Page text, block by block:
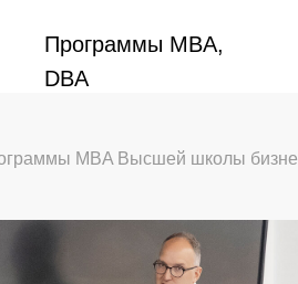
Программы MBA,
DBA
Программы MBA,
DBA
MBA Высшей школы